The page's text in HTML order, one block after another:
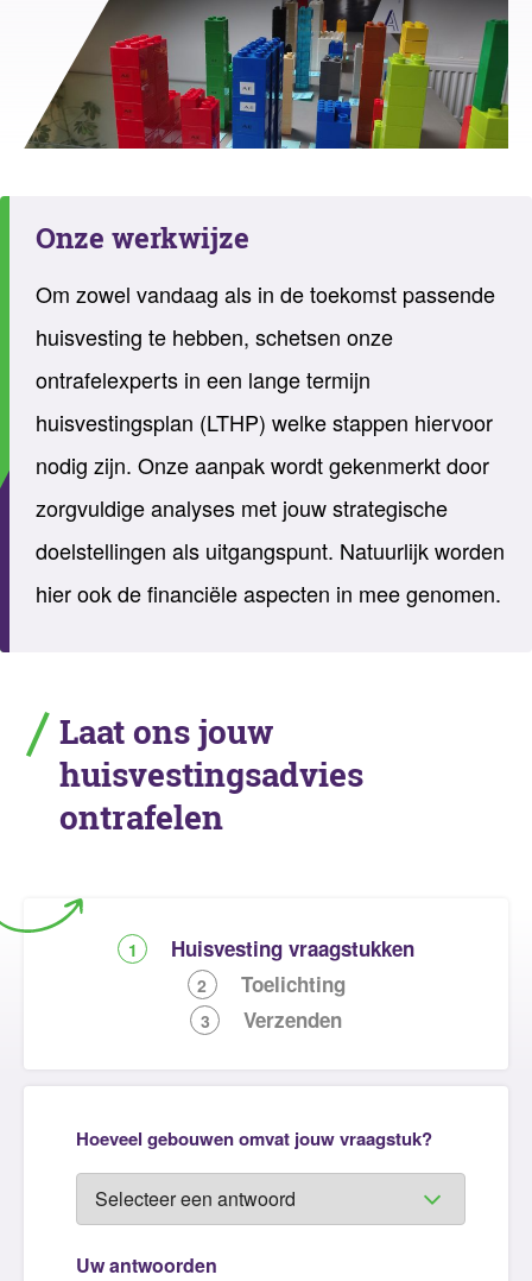
Onze werkwijze
Om zowel vandaag als in de toekomst passende
huisvesting te hebben, schetsen onze
ontrafelexperts in een lange termijn
huisvestingsplan (LTHP) welke stappen hiervoor
nodig zijn. Onze aanpak wordt gekenmerkt door
zorgvuldige analyses met jouw strategische
doelstellingen als uitgangspunt. Natuurlijk worden
hier ook de financiële aspecten in mee genomen.
Laat ons jouw
huisvestingsadvies
ontrafelen
1 Huisvesting vraagstukken
2 Toelichting
3 Verzenden
Hoeveel gebouwen omvat jouw vraagstuk?
Uw antwoorden